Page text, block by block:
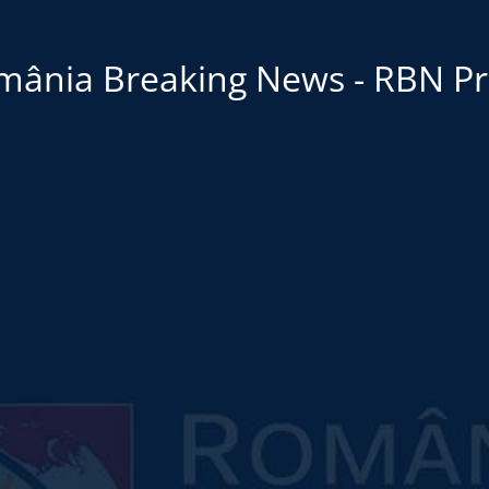
Breaking News - RBN